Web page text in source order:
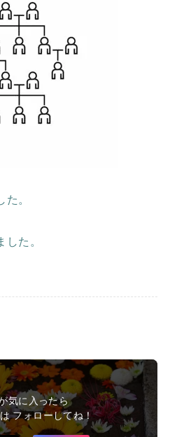
。
た。
気に入ったら
フォローしてね！